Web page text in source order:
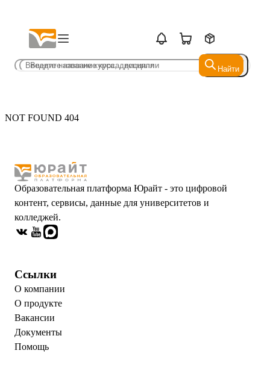
Найти
Найти
NOT FOUND 404
Образовательная платформа Юрайт - это цифровой
контент, сервисы, данные для университетов и
колледжей.
Ссылки
О компании
О продукте
Вакансии
Документы
Помощь